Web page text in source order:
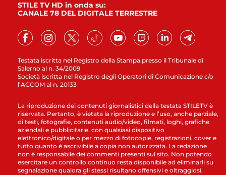
Testata iscritta nel Registro della Stampa presso il Tribunale di
Salerno al n. 34/2009
Società iscritta nel Registro degli Operatori di Comunicazione c/o
l’AGCOM al n. 20133
STILE TV HD in onda su:
CANALE 78 DEL DIGITALE TERRESTRE
La riproduzione dei contenuti giornalistici della testata STILETV è
riservata. Pertanto, è vietata la riproduzione e l’uso, anche parziale,
di testi, fotografie, contenuti audio/video, filmati, loghi, grafiche
aziendali e pubblicitarie, con qualsiasi dispositivo
elettronico/digitale o per mezzo di fotocopie, registrazioni, cover e
tutto quanto è ascrivibile a copia non autorizzata. La redazione
non è responsabile dei commenti presenti sul sito. Non potendo
esercitare un controllo continuo resta disponibile ad eliminarli su
segnalazione qualora gli stessi risultano offensivi e oltraggiosi.